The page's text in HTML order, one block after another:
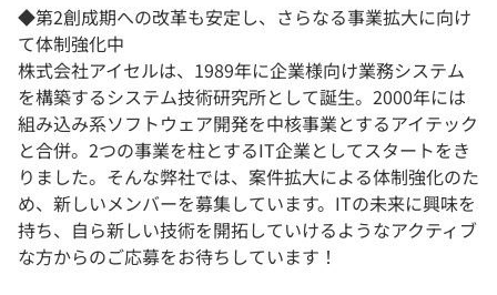
法人向けプラン
学校向けプラン
契約内容・クーポン
◆第2創成期への改革も安定し、さらなる事業拡大に向け
て体制強化中
株式会社アイセルは、1989年に企業様向け業務システム
を構築するシステム技術研究所として誕生。2000年には
組み込み系ソフトウェア開発を中核事業とするアイテック
と合併。2つの事業を柱とするIT企業としてスタートをき
りました。そんな弊社では、案件拡大による体制強化のた
め、新しいメンバーを募集しています。ITの未来に興味を
持ち、自ら新しい技術を開拓していけるようなアクティブ
な方からのご応募をお待ちしています！